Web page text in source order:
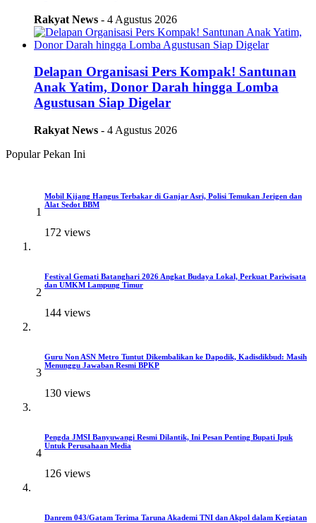
Rakyat News - 4 Agustus 2026
Delapan Organisasi Pers Kompak! Santunan
Anak Yatim, Donor Darah hingga Lomba
Agustusan Siap Digelar
Rakyat News - 4 Agustus 2026
Popular Pekan Ini
1
Mobil Kijang Hangus Terbakar di Ganjar Asri, Polisi Temukan Jerigen dan
Alat Sedot BBM
172 views
2
Festival Gemati Batanghari 2026 Angkat Budaya Lokal, Perkuat Pariwisata
dan UMKM Lampung Timur
144 views
3
Guru Non ASN Metro Tuntut Dikembalikan ke Dapodik, Kadisdikbud: Masih
Menunggu Jawaban Resmi BPKP
130 views
4
Pengda JMSI Banyuwangi Resmi Dilantik, Ini Pesan Penting Bupati Ipuk
Untuk Perusahaan Media
126 views
Danrem 043/Gatam Terima Taruna Akademi TNI dan Akpol dalam Kegiatan